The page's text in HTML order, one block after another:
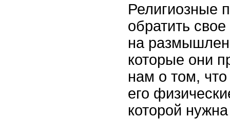
Религиозные
обратить
на
которые они
нам о том, что
его
которой